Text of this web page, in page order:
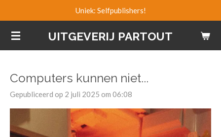
naar
de
UITGEVERIJ PARTOUT
Uniek: Selfpublishers!
Computers kunnen niet...
Gepubliceerd op 2 juli 2025 om 06:08